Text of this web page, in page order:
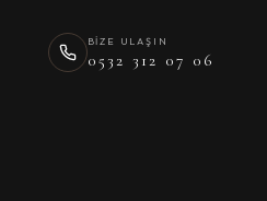
BIZE ULAŞIN
0532 312 07 06